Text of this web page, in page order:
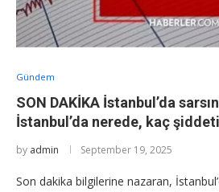
Gündem
SON DAKİKA İstanbul’da
İstanbul’da nerede, kaç
by admin September 19, 2025
Son dakika bilgilerine nazaran,